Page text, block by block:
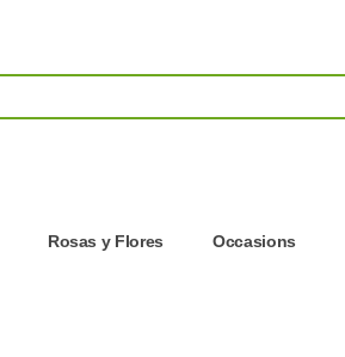
Rosas y Flores Occasions